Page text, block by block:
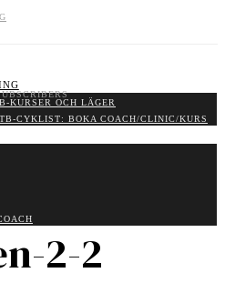
KURSER OCH LÄGER
CYKLIST: BOKA COACH/CLINIC/KURS
2-2